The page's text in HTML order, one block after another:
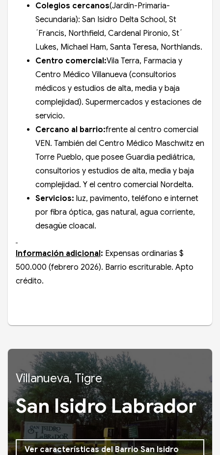
Colegios cercanos(Jardín-Primaria-
Secundaria): San Isidro Delta School, St
´Francis, Northfield, Cardenal Pironio, St´
Lukes, Michael Ham, Santa Teresa, Northlands.
Centro comercial:Vila Terra, Farmacia y
Centro Médico Villanueva (consultorios
médicos y estudios de alta, media y baja
complejidad). Supermercados y estaciones de
servicio.
Cercano al barrio:frente al centro comercial
VEN. También del Centro Médico Maschwitz en
Torre Pueblo, que posee Guardia pediátrica,
consultorios y estudios de alta, media y baja
complejidad. Y el centro comercial Nordelta.
Servicios: luz, pavimento, teléfono e internet
por fibra óptica, gas natural, agua corriente,
desagüe cloacal.
Información adicional: Expensas ordinarias $
500.000 (febrero 2026). Barrio escriturable. Apto
crédito.
Villanueva, Tigre
San Isidro Labrador
Ver características del Barrio San Isidro